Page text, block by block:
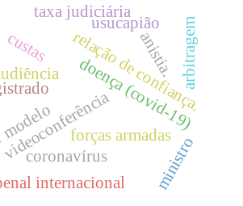
videoconferência
coronavírus
doença (covid-19)
forças armadasministro
modelo
internacional
relação de confiança.
anistia.
usucapião arbitragem
custas
taxa judiciária